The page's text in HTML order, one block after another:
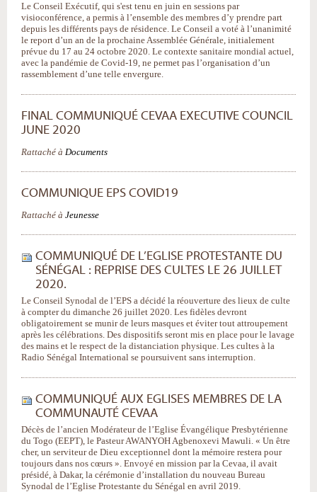
Le Conseil Exécutif, qui s'est tenu en juin en sessions par
visioconférence, a permis à l’ensemble des membres d’y prendre part
depuis les différents pays de résidence. Le Conseil a voté à l’unanimité
le report d’un an de la prochaine Assemblée Générale, initialement
prévue du 17 au 24 octobre 2020. Le contexte sanitaire mondial actuel,
avec la pandémie de Covid-19, ne permet pas l’organisation d’un
rassemblement d’une telle envergure.
FINAL COMMUNIQUÉ CEVAA EXECUTIVE COUNCIL
JUNE 2020
Rattaché à Documents
COMMUNIQUE EPS COVID19
Rattaché à Jeunesse
COMMUNIQUÉ DE L’EGLISE PROTESTANTE DU
SÉNÉGAL : REPRISE DES CULTES LE 26 JUILLET
2020.
Le Conseil Synodal de l’EPS a décidé la réouverture des lieux de culte
à compter du dimanche 26 juillet 2020. Les fidèles devront
obligatoirement se munir de leurs masques et éviter tout attroupement
après les célébrations. Des dispositifs seront mis en place pour le lavage
des mains et le respect de la distanciation physique. Les cultes à la
Radio Sénégal International se poursuivent sans interruption.
COMMUNIQUÉ AUX EGLISES MEMBRES DE LA
COMMUNAUTÉ CEVAA
Décès de l’ancien Modérateur de l’Eglise Évangélique Presbytérienne
du Togo (EEPT), le Pasteur AWANYOH Agbenoxevi Mawuli. « Un être
cher, un serviteur de Dieu exceptionnel dont la mémoire restera pour
toujours dans nos cœurs ». Envoyé en mission par la Cevaa, il avait
présidé, à Dakar, la cérémonie d’installation du nouveau Bureau
Synodal de l’Eglise Protestante du Sénégal en avril 2019.